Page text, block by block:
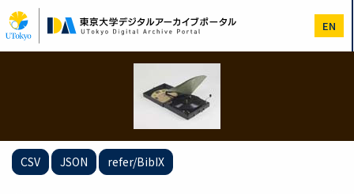
イ
ン
コ
EN
CSV JSON refer/BibIX